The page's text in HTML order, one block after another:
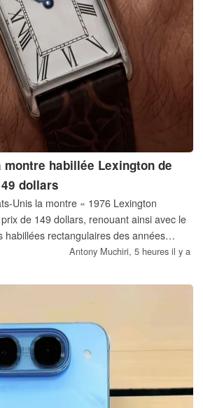
habillée Lexington de
dollars
Unis la montre « 1976 Lexington
de 149 dollars, renouant ainsi avec le
habillées rectangulaires des années
boîtier en acier inoxydable poli de 21
Antony Muchiri, 5 heures il y a